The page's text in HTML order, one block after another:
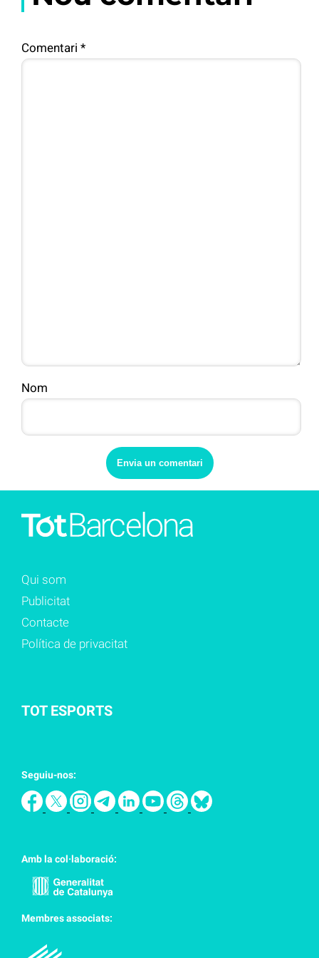
Comentari *
Nom
Qui som
Publicitat
Contacte
Política de privacitat
TOT ESPORTS
Seguiu-nos:
Amb la col·laboració:
Membres associats: